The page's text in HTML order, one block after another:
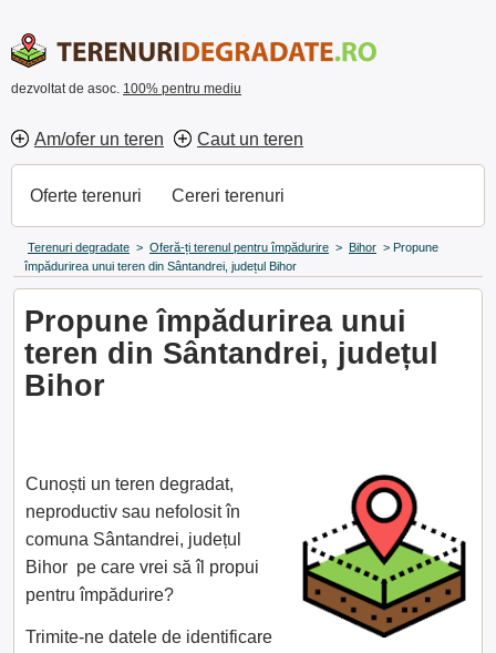
dezvoltat de asoc. 100% pentru mediu
Am/ofer un teren Caut un teren
Oferte terenuri Cereri terenuri
Terenuri degradate > Oferă-ți terenul pentru împădurire > Bihor > Propune
împădurirea unui teren din Sântandrei, județul Bihor
Propune împădurirea unui
teren din Sântandrei, județul
Bihor
Cunoști un teren degradat,
neproductiv sau nefolosit în
comuna Sântandrei, județul
Bihor pe care vrei să îl propui
pentru împădurire?
Trimite-ne datele de identificare